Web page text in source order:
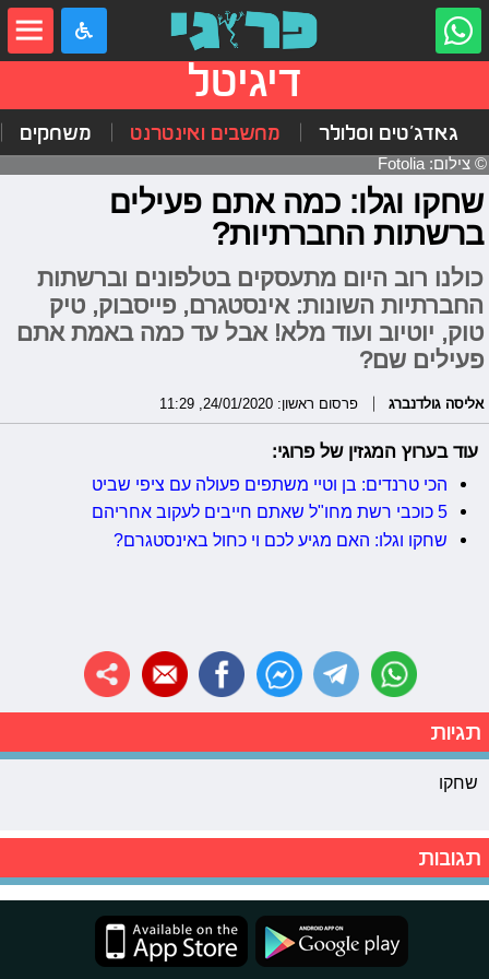
דיגיטל
גאדג'טים וסלולר מחשבים ואינטרנט משחקים
© צילום: Fotolia
שחקו וגלו: כמה אתם פעילים
ברשתות החברתיות?
כולנו רוב היום מתעסקים בטלפונים וברשתות
החברתיות השונות: אינסטגרם, פייסבוק, טיק
טוק, יוטיוב ועוד מלא! אבל עד כמה באמת אתם
פעילים שם?
אליסה גולדנברג פרסום ראשון: 24/01/2020, 11:29
עוד בערוץ המגזין של פרוגי:
הכי טרנדים: בן וטיי משתפים פעולה עם ציפי שביט
5 כוכבי רשת מחו"ל שאתם חייבים לעקוב אחריהם
שחקו וגלו: האם מגיע לכם וי כחול באינסטגרם?
תגיות
שחקו
תגובות